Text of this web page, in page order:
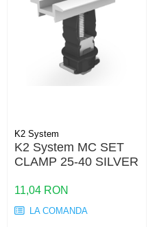
K2 System
K2 System MC SET
CLAMP 25-40 SILVER
11,04 RON
LA COMANDA